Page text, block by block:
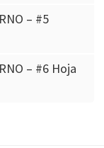
– #5
– #6 Hoja